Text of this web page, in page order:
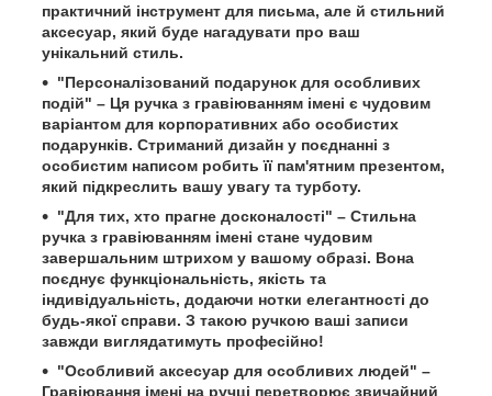
практичний інструмент для письма, але й стильний
аксесуар, який буде нагадувати про ваш
унікальний стиль.
"Персоналізований подарунок для особливих
подій" – Ця ручка з гравіюванням імені є чудовим
варіантом для корпоративних або особистих
подарунків. Стриманий дизайн у поєднанні з
особистим написом робить її пам'ятним презентом,
який підкреслить вашу увагу та турботу.
"Для тих, хто прагне досконалості" – Стильна
ручка з гравіюванням імені стане чудовим
завершальним штрихом у вашому образі. Вона
поєднує функціональність, якість та
індивідуальність, додаючи нотки елегантності до
будь-якої справи. З такою ручкою ваші записи
завжди виглядатимуть професійно!
"Особливий аксесуар для особливих людей" –
Гравіювання імені на ручці перетворює звичайний